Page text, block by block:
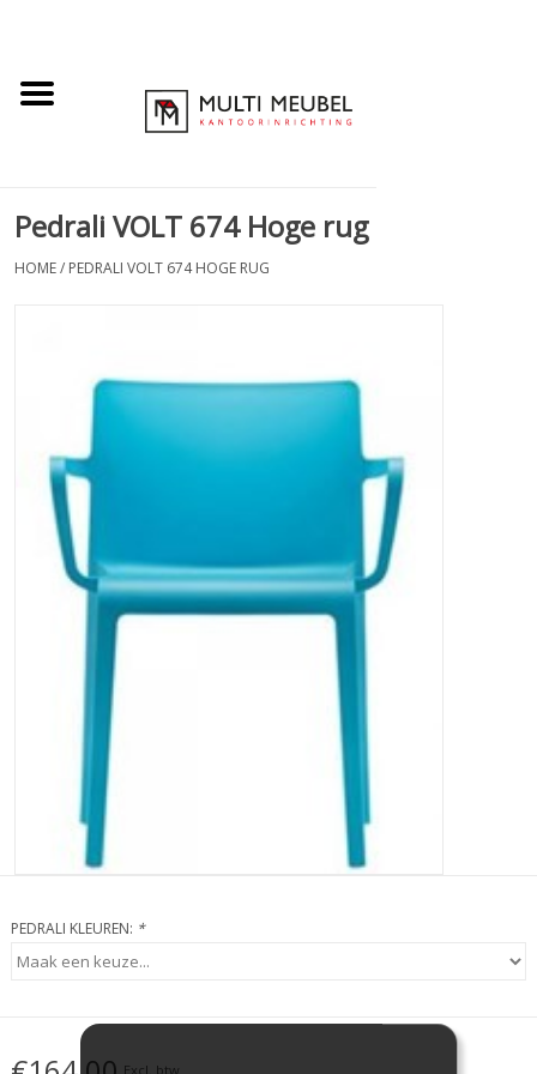
Pedrali VOLT 674 Hoge rug
HOME/ PEDRALI VOLT 674 HOGE RUG
PEDRALI KLEUREN: *
Excl. btw